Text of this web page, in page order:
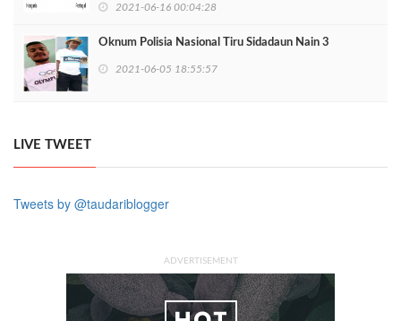
2021-06-16 00:04:28
Oknum Polisia Nasional Tiru Sidadaun Nain 3
2021-06-05 18:55:57
LIVE TWEET
Tweets by @taudariblogger
ADVERTISEMENT